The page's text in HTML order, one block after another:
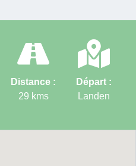
Distance :
29 kms
Départ :
Landen